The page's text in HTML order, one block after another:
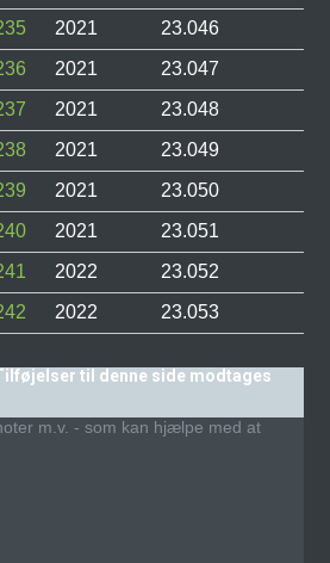
2021 23.046
2021 23.047
2021 23.048
2021 23.049
2021 23.050
2021 23.051
2022 23.052
2022 23.053
til denne side modtages